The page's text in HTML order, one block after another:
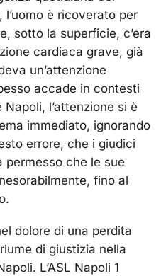
è ricoverato per
sotto la superficie, c’era
cardiaca grave, già
un’attenzione
accade in contesti
l’attenzione si è
immediato, ignorando
errore, che i giudici
permesso che le sue
fino al
dolore di una perdita
di giustizia nella
L’ASL Napoli 1